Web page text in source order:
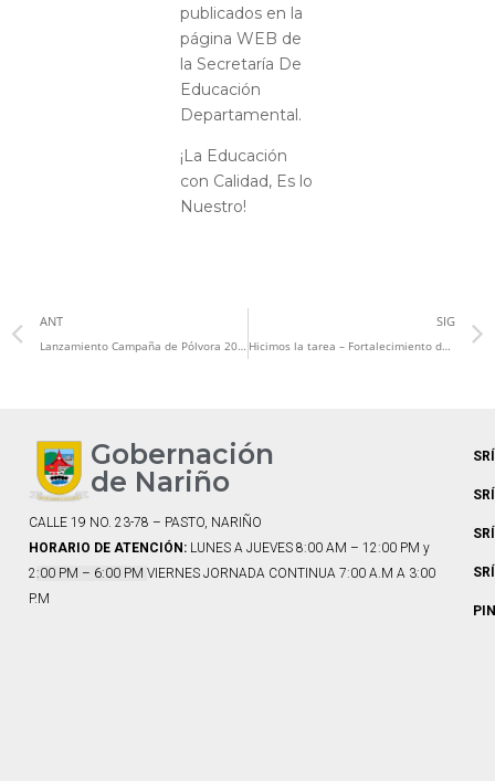
publicados en la
página WEB de
la Secretaría De
Educación
Departamental.
¡La Educación
con Calidad, Es lo
Nuestro!
ANT
Lanzamiento Campaña de Pólvora 2023, ‘La pólvora cambió mi vida, no permitas que cambie la tuya’
SIG
Hicimos la tarea – Fortalecimiento del desarrollo integral- oficina de fronteras
Gobernación
de Nariño
CALLE 19 NO. 23-78 – PASTO, NARIÑO
HORARIO DE ATENCIÓN: LUNES A JUEVES 8:00 AM – 12:00 PM y
2:00 PM – 6:00 PMVIERNES JORNADA CONTINUA 7:00 A.M A 3:00
P.M